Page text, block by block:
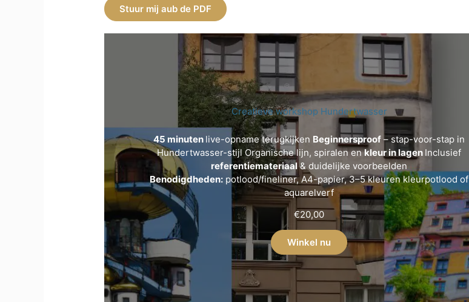
Stuur mij aub de PDF
Creatieve workshop Hundertwasser
45 minuten live-opname terugkijken Beginnersproof – stap-voor-stap in
Hundertwasser-stijl Organische lijn, spiralen enkleur in lagen Inclusief
referentiemateriaal& duidelijke voorbeelden
Benodigdheden: potlood/fineliner, A4-papier, 3–5 kleuren kleurpotlood of
aquarelverf
€20,00
Winkel nu